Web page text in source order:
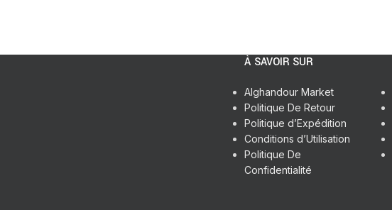
À SAVOIR SUR
Alghandour Market
Politique De Retour
Politique d’Expédition
Conditions d’Utilisation
Politique De
Confidentialité